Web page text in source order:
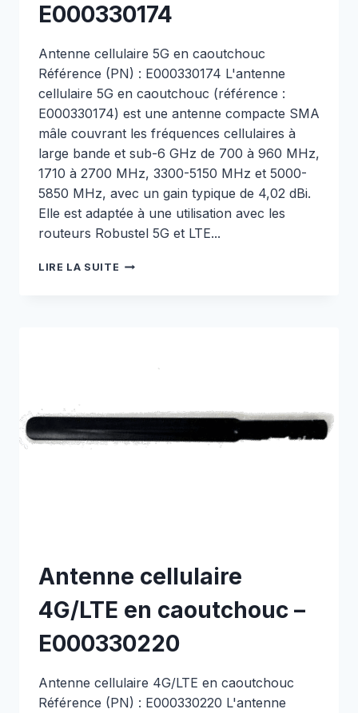
E000330174
Antenne cellulaire 5G en caoutchouc
Référence (PN) : E000330174 L'antenne
cellulaire 5G en caoutchouc (référence :
E000330174) est une antenne compacte SMA
mâle couvrant les fréquences cellulaires à
large bande et sub-6 GHz de 700 à 960 MHz,
1710 à 2700 MHz, 3300-5150 MHz et 5000-
5850 MHz, avec un gain typique de 4,02 dBi.
Elle est adaptée à une utilisation avec les
routeurs Robustel 5G et LTE...
LIRE LA SUITE ANTENNE
Antenne cellulaire
4G/LTE en caoutchouc –
E000330220
Antenne cellulaire 4G/LTE en caoutchouc
Référence (PN) : E000330220 L'antenne